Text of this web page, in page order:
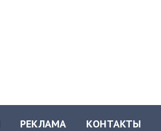
РЕКЛАМА КОНТАКТЫ